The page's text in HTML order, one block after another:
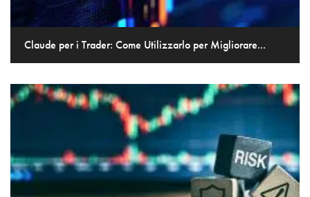
Claude per i Trader: Come Utilizzarlo per Migliorare...